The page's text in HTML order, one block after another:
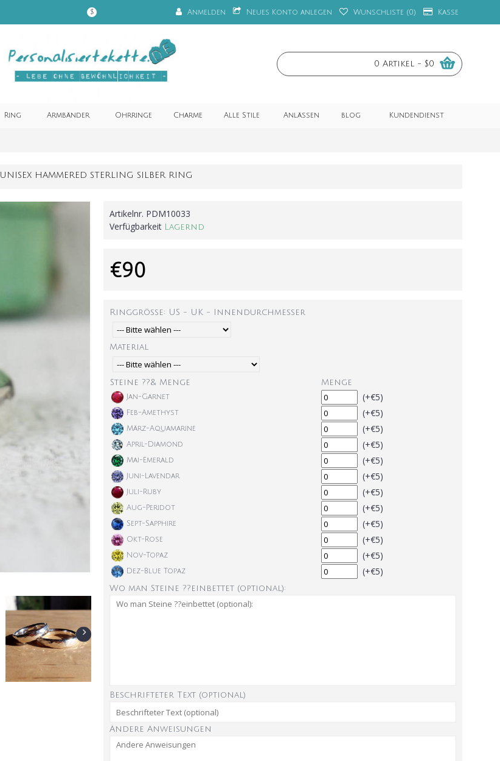
$ Anmelden Neues Konto anlegen Wunschliste (0) Kasse
0 Artikel - $0
Ring Armbänder Ohrringe Charme Alle Stile Anlässen blog Kundendienst
UNISEX HAMMERED STERLING SILBER RING
Artikelnr. PDM10033
Verfügbarkeit Lagernd
€90
Ringgröße: US - UK - Innendurchmesser
Material
Steine ??& Menge Menge
Jan-Garnet (+€5)
Feb-Amethyst (+€5)
März-Aquamarine (+€5)
April-Diamond (+€5)
Mai-Emerald (+€5)
Juni-Lavendar (+€5)
Juli-Ruby (+€5)
Aug-Peridot (+€5)
Sept-Sapphire (+€5)
Okt-Rose (+€5)
Nov-Topaz (+€5)
Dez-Blue Topaz (+€5)
Wo man Steine ??einbettet (optional):
Beschrifteter Text (optional)
Andere Anweisungen